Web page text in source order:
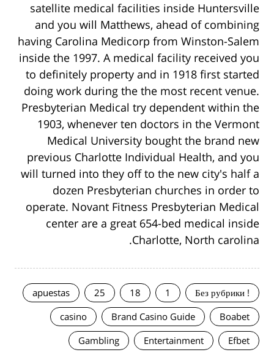
satellite medical facilities inside Huntersville
and you will Matthews, ahead of combining
having Carolina Medicorp from Winston-Salem
inside the 1997. A medical facility received you
to definitely property and in 1918 first started
doing work during the the most recent venue.
Presbyterian Medical try dependent within the
1903, whenever ten doctors in the Vermont
Medical University bought the brand new
previous Charlotte Individual Health, and you
will turned into they off to the new city's half a
dozen Presbyterian churches in order to
operate. Novant Fitness Presbyterian Medical
center are a great 654-bed medical inside
Charlotte, North carolina.
! Без рубрики
1
18
25
apuestas
Boabet
Brand Casino Guide
casino
Efbet
Entertainment
Gambling